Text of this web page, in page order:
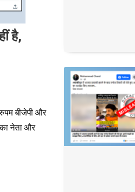
है,
बीजेपी और
नेता और